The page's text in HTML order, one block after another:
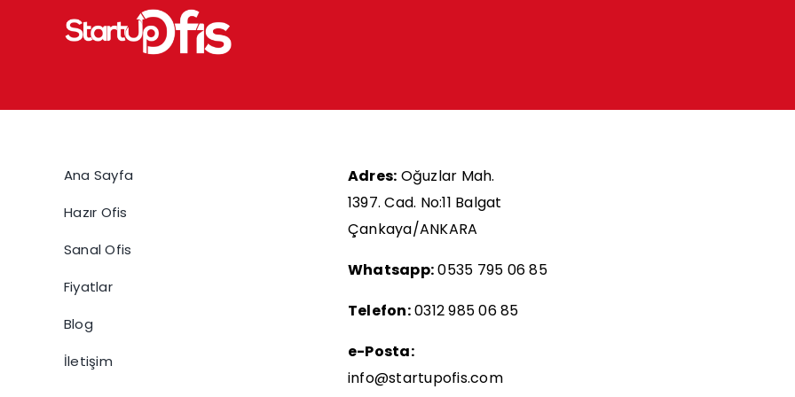
Ana Sayfa
Hazır Ofis
Sanal Ofis
Fiyatlar
Blog
İletişim
Adres: Oğuzlar Mah.
1397. Cad. No:11 Balgat
Çankaya/ANKARA
Whatsapp:0535 795 06 85
Telefon:0312 985 06 85
e-Posta:
info@startupofis.com